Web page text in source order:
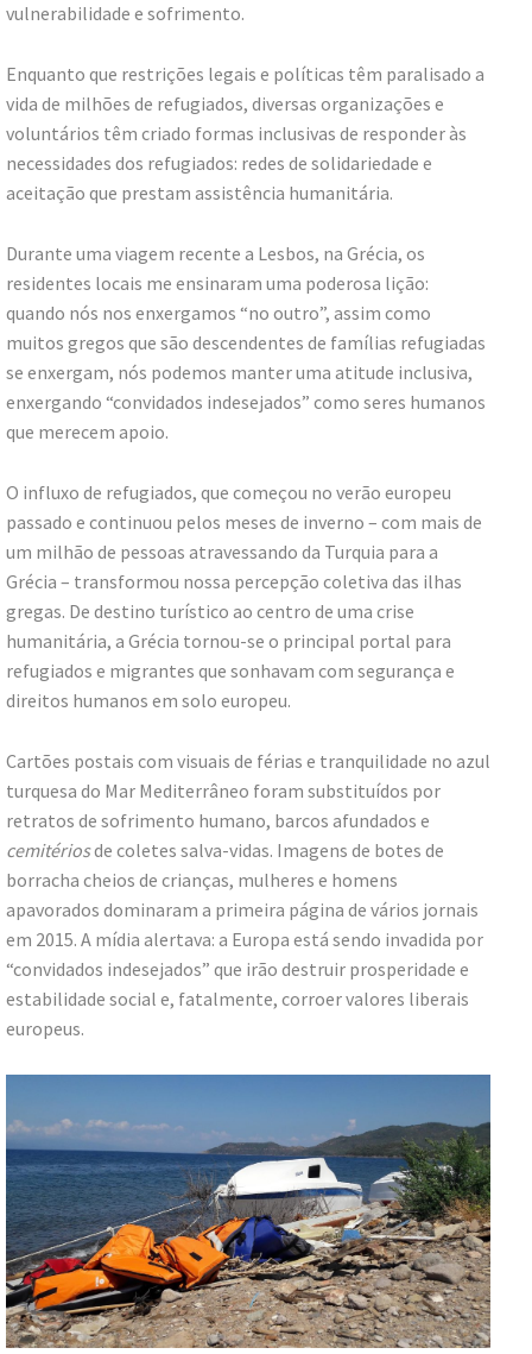
vulnerabilidade e sofrimento.
Enquanto que restrições legais e políticas têm paralisado a
vida de milhões de refugiados, diversas organizações e
voluntários têm criado formas inclusivas de responder às
necessidades dos refugiados: redes de solidariedade e
aceitação que prestam assistência humanitária.
Durante uma viagem recente a Lesbos, na Grécia, os
residentes locais me ensinaram uma poderosa lição:
quando nós nos enxergamos “no outro”, assim como
muitos gregos que são descendentes de famílias refugiadas
se enxergam, nós podemos manter uma atitude inclusiva,
enxergando “convidados indesejados” como seres humanos
que merecem apoio.
O influxo de refugiados, que começou no verão europeu
passado e continuou pelos meses de inverno – com mais de
um milhão de pessoas atravessando da Turquia para a
Grécia – transformou nossa percepção coletiva das ilhas
gregas. De destino turístico ao centro de uma crise
humanitária, a Grécia tornou-se o principal portal para
refugiados e migrantes que sonhavam com segurança e
direitos humanos em solo europeu.
Cartões postais com visuais de férias e tranquilidade no azul
turquesa do Mar Mediterrâneo foram substituídos por
retratos de sofrimento humano, barcos afundados e
cemitériosde coletes salva-vidas. Imagens de botes de
borracha cheios de crianças, mulheres e homens
apavorados dominaram a primeira página de vários jornais
em 2015. A mídia alertava: a Europa está sendo invadida por
“convidados indesejados” que irão destruir prosperidade e
estabilidade social e, fatalmente, corroer valores liberais
europeus.